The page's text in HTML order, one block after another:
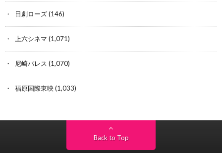
日劇ローズ(146)
上六シネマ (1,071)
尼崎パレス (1,070)
福原国際東映(1,033)
Back to Top